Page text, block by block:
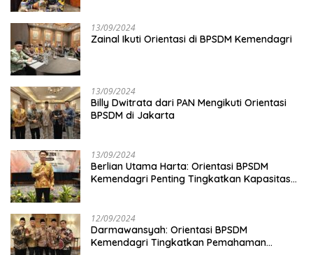
13/09/2024
Zainal Ikuti Orientasi di BPSDM Kemendagri
13/09/2024
Billy Dwitrata dari PAN Mengikuti Orientasi
BPSDM di Jakarta
13/09/2024
Berlian Utama Harta: Orientasi BPSDM
Kemendagri Penting Tingkatkan Kapasitas
12/09/2024
Darmawansyah: Orientasi BPSDM
Kemendagri Tingkatkan Pemahaman